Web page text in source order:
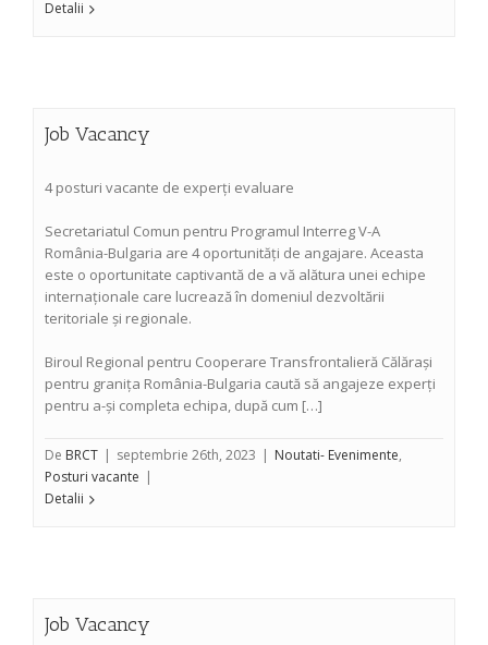
Detalii
Job Vacancy
4 posturi vacante de experți evaluare
Secretariatul Comun pentru Programul Interreg V-A
România-Bulgaria are 4 oportunități de angajare. Aceasta
este o oportunitate captivantă de a vă alătura unei echipe
internaționale care lucrează în domeniul dezvoltării
teritoriale și regionale.
Biroul Regional pentru Cooperare Transfrontalieră Călărași
pentru granița România-Bulgaria caută să angajeze experți
pentru a-și completa echipa, după cum […]
De BRCT | septembrie 26th, 2023 | Noutati- Evenimente,
Posturi vacante |
Detalii
Job Vacancy